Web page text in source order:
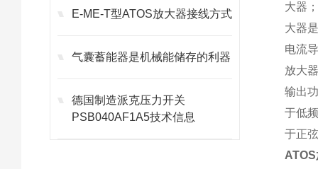
E-ME-T型ATOS放大器接线方式
气囊蓄能器是机械能储存的利器
德国制造派克压力开关
PSB040AF1A5技术信息
大器
大器
电流
放大
输出
于低
于正